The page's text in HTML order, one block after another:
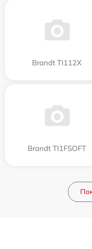
Brandt TI112X
Brandt TI1FSOFT